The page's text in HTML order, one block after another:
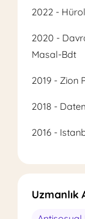
2022 -
2020 -
Masal-Bdt
2019 - Zion
2018 -
2016 -
Uzmanlık